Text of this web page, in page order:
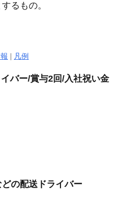
るもの。
| 凡例
バー/賞与2回/入社祝い金
の配送ドライバー